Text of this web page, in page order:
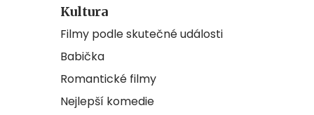
Kultura
Filmy podle skutečné události
Babička
Romantické filmy
Nejlepší komedie